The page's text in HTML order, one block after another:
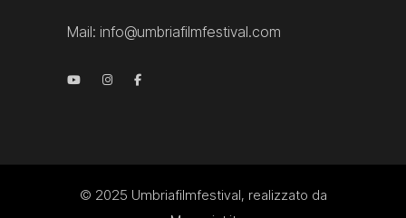
Mail: info@umbriafilmfestival.com
© 2025 Umbriafilmfestival, realizzato da